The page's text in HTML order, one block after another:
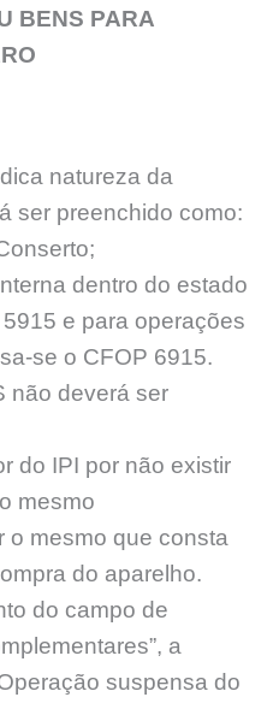
BENS PARA
natureza da
ser preenchido como:
dentro do estado
e para operações
se o CFOP 6915.
não deverá ser
do IPI por não existir
mesmo
o mesmo que consta
do aparelho.
do campo de
a
suspensa do